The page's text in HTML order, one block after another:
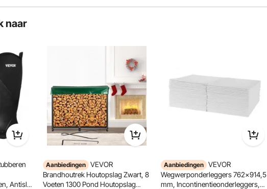
zich door zijn duurzaamheid en slijtvastheid. De
zorgt voor een glad uiterlijk en
het reinigen.
naar
Antislip
Aanbiedingen VEVOR
Brandhoutrek Houtopslag Zwart, 8
Voeten 1300 Pond Houtopslag
Aanbiedingen VEVOR
Wegwerponderleggers 762x914,5
mm, Incontinentieonderleggers,